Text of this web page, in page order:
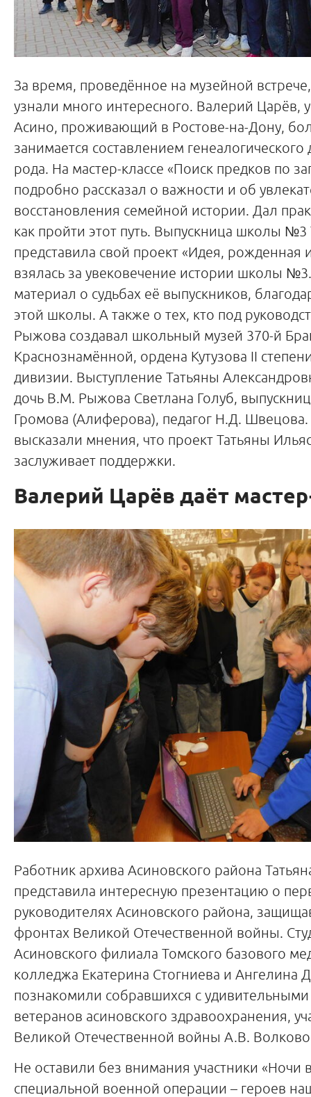
За время, проведённое на музейной
узнали много интересного. Валерий Царёв,
Асино, проживающий в Ростове-на-Дону,
занимается составлением генеалогического
рода. На мастер-классе «Поиск предков по
подробно рассказал о важности и об
восстановления семейной истории. Дал
как пройти этот путь. Выпускница школы №3
представила свой проект «Идея, рожденная
взялась за увековечение истории школы
материал о судьбах её выпускников,
этой школы. А также о тех, кто под
Рыжова создавал школьный музей 370-й
Краснознамённой, ордена Кутузова II
дивизии. Выступление Татьяны
дочь В.М. Рыжова Светлана Голуб,
Громова (Алиферова), педагог Н.Д.
высказали мнения, что проект Татьяны
заслуживает поддержки.
Валерий Царёв даёт
Работник архива Асиновского района
представила интересную презентацию о
руководителях Асиновского района,
фронтах Великой Отечественной войны.
Асиновского филиала Томского базового
колледжа Екатерина Стогниева и Ангелина
познакомили собравшихся с удивительными
ветеранов асиновского здравоохранения,
Великой Отечественной войны А.В.
Не оставили без внимания участники «Ночи
специальной военной операции – героев